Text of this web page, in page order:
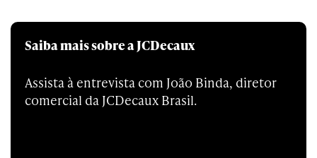
Saiba mais sobre a JCDecaux
Assista à entrevista com João Binda, diretor
comercial da JCDecaux Brasil.